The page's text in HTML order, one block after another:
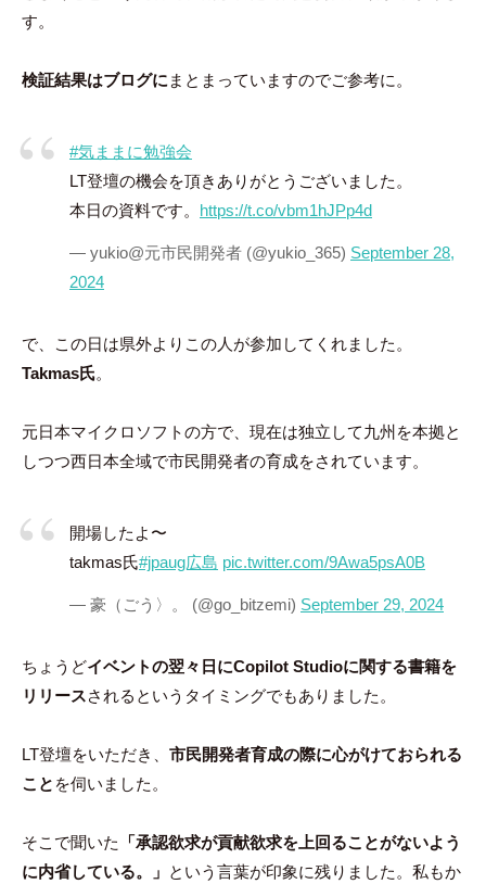
す。
検証結果はブログに まとまっていますのでご参考に。
#気ままに勉強会
LT登壇の機会を頂きありがとうございました。
本日の資料です。 https://t.co/vbm1hJPp4d
— yukio@元市民開発者 (@yukio_365) September 28,
2024
で、この日は県外よりこの人が参加してくれました。
Takmas氏。
元日本マイクロソフトの方で、現在は独立して九州を本拠と
しつつ西日本全域で市民開発者の育成をされています。
開場したよ〜
takmas氏#jpaug広島 pic.twitter.com/9Awa5psA0B
— 豪（ごう〉。 (@go_bitzemi) September 29, 2024
ちょうどイベントの翌々日にCopilot Studioに関する書籍を
リリースされるというタイミングでもありました。
LT登壇をいただき、 市民開発者育成の際に心がけておられる
こと を伺いました。
そこで聞いた
「承認欲求が貢献欲求を上回ることがないよう
に内省している。」 という言葉が印象に残りました。私もか